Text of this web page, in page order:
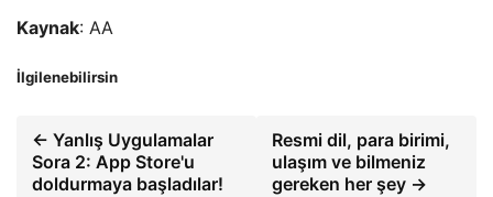
Kaynak: AA
İlgilenebilirsin
← Yanlış Uygulamalar
Sora 2: App Store'u
doldurmaya başladılar!
Resmi dil, para birimi,
ulaşım ve bilmeniz
gereken her şey →